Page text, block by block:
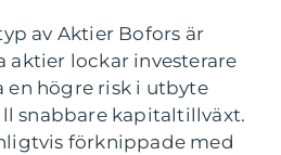
av Aktier Bofors är
aktier lockar investerare
en högre risk i utbyte
snabbare kapitaltillväxt.
förknippade med